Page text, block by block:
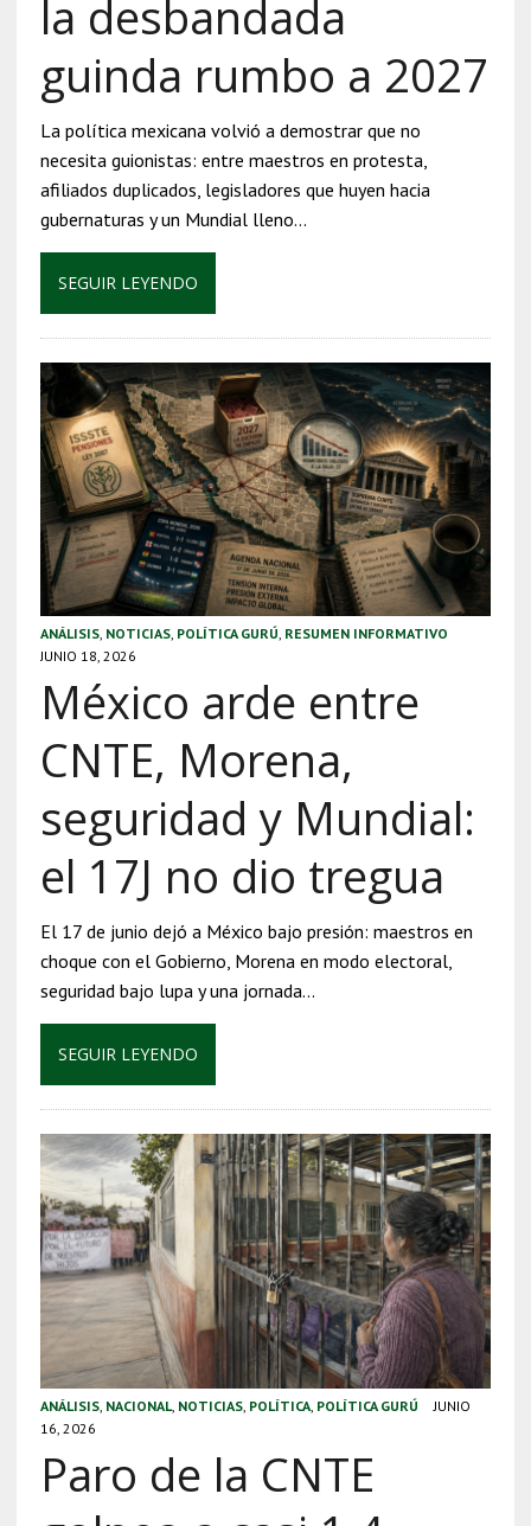
la desbandada
guinda rumbo a 2027
La política mexicana volvió a demostrar que no
necesita guionistas: entre maestros en protesta,
afiliados duplicados, legisladores que huyen hacia
gubernaturas y un Mundial lleno…
SEGUIR LEYENDO
ANÁLISIS, NOTICIAS, POLÍTICA GURÚ, RESUMEN INFORMATIVO
JUNIO 18, 2026
México arde entre
CNTE, Morena,
seguridad y Mundial:
el 17J no dio tregua
El 17 de junio dejó a México bajo presión: maestros en
choque con el Gobierno, Morena en modo electoral,
seguridad bajo lupa y una jornada…
SEGUIR LEYENDO
ANÁLISIS, NACIONAL, NOTICIAS, POLÍTICA, POLÍTICA GURÚ
JUNIO
16, 2026
Paro de la CNTE